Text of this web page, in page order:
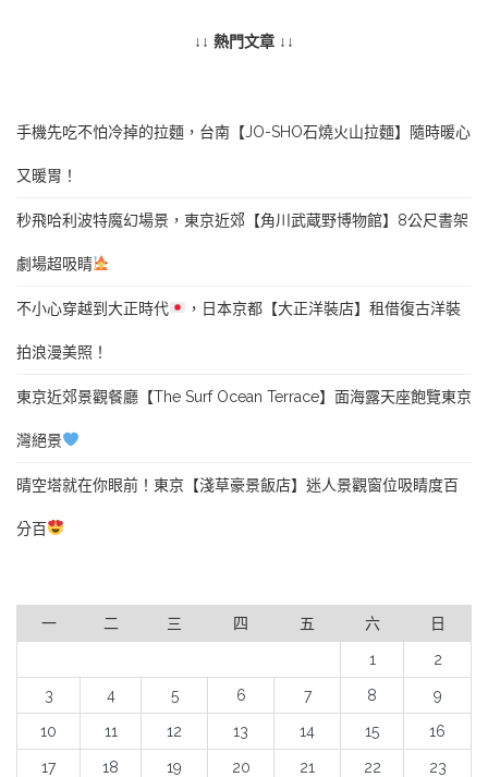
↓↓ 熱門文章 ↓↓
手機先吃不怕冷掉的拉麵，台南【JO-SHO石燒火山拉麵】隨時暖心
又暖胃！
秒飛哈利波特魔幻場景，東京近郊【角川武蔵野博物館】8公尺書架
劇場超吸睛
不小心穿越到大正時代 ，日本京都【大正洋裝店】租借復古洋裝
拍浪漫美照！
東京近郊景觀餐廳【The Surf Ocean Terrace】面海露天座飽覽東京
灣絕景
晴空塔就在你眼前！東京【淺草豪景飯店】迷人景觀窗位吸睛度百
分百
一 二 三 四 五 六 日
1 2
3 4 5 6 7 8 9
10 11 12 13 14 15 16
17 18 19 20 21 22 23